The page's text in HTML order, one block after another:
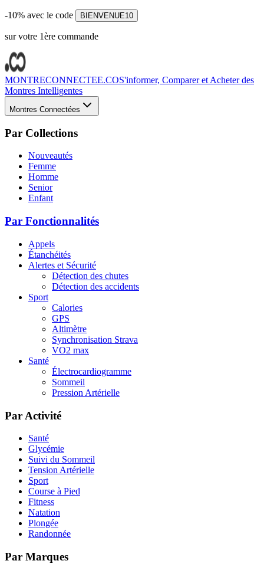
-10% avec le code BIENVENUE10
sur votre 1ère commande
MONTRECONNECTEE.COS'informer, Comparer et Acheter des
Montres Intelligentes
Montres Connectées
Par Collections
Nouveautés
Femme
Homme
Senior
Enfant
Par Fonctionnalités
Appels
Étanchéités
Alertes et Sécurité
Détection des chutes
Détection des accidents
Sport
Calories
GPS
Altimètre
Synchronisation Strava
VO2 max
Santé
Électrocardiogramme
Sommeil
Pression Artérielle
Par Activité
Santé
Glycémie
Suivi du Sommeil
Tension Artérielle
Sport
Course à Pied
Fitness
Natation
Plongée
Randonnée
Par Marques